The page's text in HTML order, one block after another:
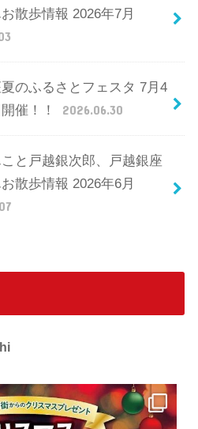
散歩情報 2026年7月
のふるさとフェスタ 7月4
催！！
2026.06.30
と戸越銀次郎、戸越銀座
散歩情報 2026年6月